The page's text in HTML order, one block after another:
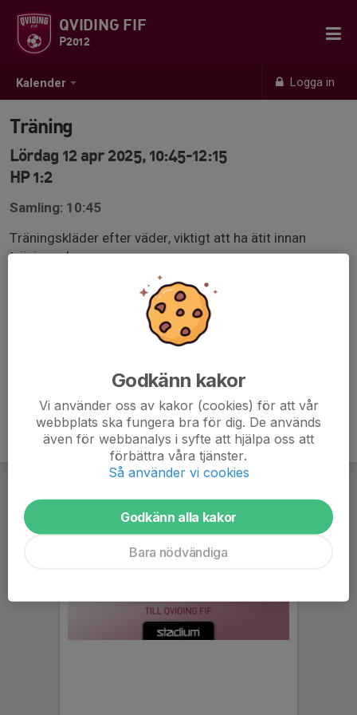
Kalender Logga in
QVIDING FIF
P2012
Träning
Lördag 12 apr 2025, 10:45-12:15
HP 1:2
Samling: 10:45
Träningskläder efter väder, viktigt att ha ätit innan
träningen!
Benskydd på och egen vattenflaska!
Godkänn kakor
Vi använder oss av kakor (cookies) för att vår
webbplats ska fungera bra för dig. De används
även för webbanalys i syfte att hjälpa oss att
förbättra våra tjänster.
Så använder vi cookies
Godkänn alla kakor
Bara nödvändiga